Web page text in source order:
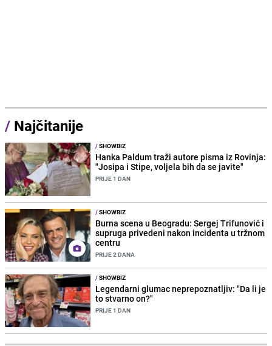
/ Najčitanije
/SHOWBIZ
Hanka Paldum traži autore pisma iz Rovinja:
"Josipa i Stipe, voljela bih da se javite"
PRIJE 1 DAN
/SHOWBIZ
Burna scena u Beogradu: Sergej Trifunović i
supruga privedeni nakon incidenta u tržnom
centru
PRIJE 2 DANA
/SHOWBIZ
Legendarni glumac neprepoznatljiv: "Da li je
to stvarno on?"
PRIJE 1 DAN